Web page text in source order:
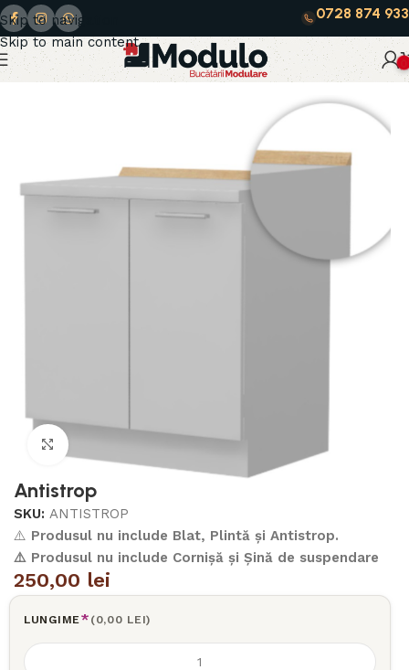
Skip to navigation
Skip to main content
0728 874 933
Prima pagină Moderno Olive
Click to enlarge
Antistrop
SKU: ANTISTROP
⚠️ Produsul nu include Blat, Plintă și Antistrop.
⚠️ Produsul nu include Cornișă și Șină de suspendare
250,00 lei
LUNGIME* (0,00 LEI)